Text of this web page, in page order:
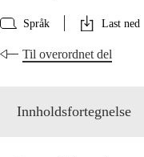
Språk Last ned
Til overordnet del
Innholdsfortegnelse